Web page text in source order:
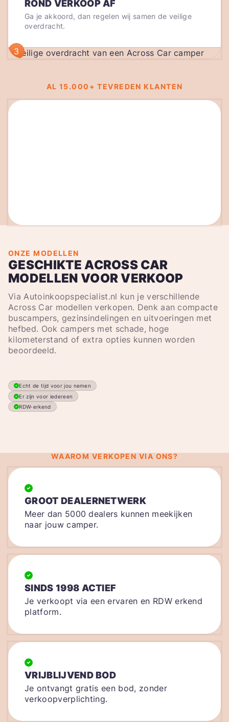
ROND VERKOOP AF
Ga je akkoord, dan regelen wij samen de veilige
overdracht.
3
AL 15.000+ TEVREDEN KLANTEN
ONZE MODELLEN
GESCHIKTE ACROSS CAR
MODELLEN VOOR VERKOOP
Via Autoinkoopspecialist.nl kun je verschillende
Across Car modellen verkopen. Denk aan compacte
buscampers, gezinsindelingen en uitvoeringen met
hefbed. Ook campers met schade, hoge
kilometerstand of extra opties kunnen worden
beoordeeld.
Echt de tijd voor jou nemen
Er zijn voor iedereen
RDW-erkend
WAAROM VERKOPEN VIA ONS?
GROOT DEALERNETWERK
Meer dan 5000 dealers kunnen meekijken
naar jouw camper.
SINDS 1998 ACTIEF
Je verkoopt via een ervaren en RDW erkend
platform.
VRIJBLIJVEND BOD
Je ontvangt gratis een bod, zonder
verkoopverplichting.